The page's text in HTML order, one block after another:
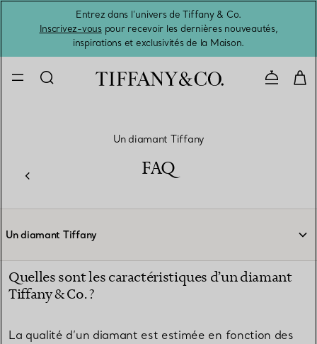
Entrez dans l’univers de Tiffany & Co.
Inscrivez-vouspour recevoir les dernières nouveautés,
inspirations et exclusivités de la Maison.
Un diamant Tiffany
FAQ
Un diamant Tiffany
Quelles sont les caractéristiques d’un diamant
Tiffany & Co. ?
La qualité d’un diamant est estimée en fonction des